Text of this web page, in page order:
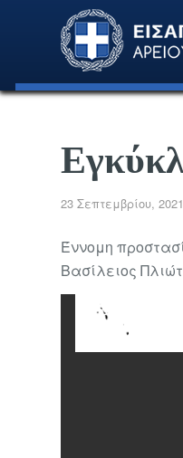
23 Σεπτεμβρίου, 2021
Έννομη
Βασίλειος